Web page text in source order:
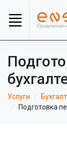
Услуги
Подготовка